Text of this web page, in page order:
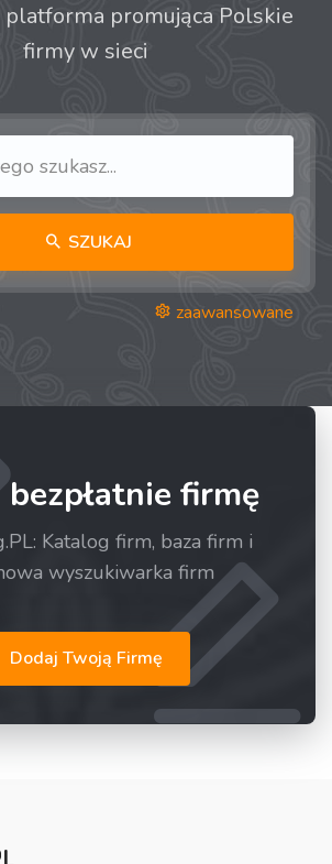
promująca Polskie
firmy w sieci
SZUKAJ
zaawansowane
firmę
Katalog firm, baza firm i
wyszukiwarka firm
Dodaj Twoją Firmę